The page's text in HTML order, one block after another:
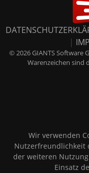
|
© 2026 GIANTS Software
Warenzeichen sind
Wir verwenden
Nutzerfreundlichkeit
der weiteren
Einsatz